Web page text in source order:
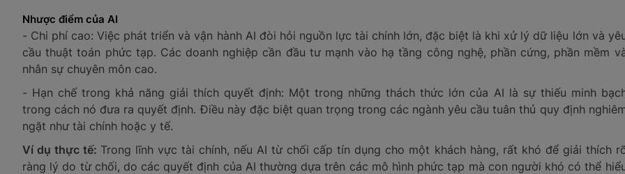
Nhược điểm của AI
- Chi phí cao: Việc phát triển và vận hành AI đòi hỏi nguồn lực tài chính lớn, đặc biệt là khi xử lý dữ liệu lớn và
cầu thuật toán phức tạp. Các doanh nghiệp cần đầu tư mạnh vào hạ tầng công nghệ, phần cứng, phần mềm
nhân sự chuyên môn cao.
- Hạn chế trong khả năng giải thích quyết định: Một trong những thách thức lớn của AI là sự thiếu minh
trong cách nó đưa ra quyết định. Điều này đặc biệt quan trọng trong các ngành yêu cầu tuân thủ quy định
ngặt như tài chính hoặc y tế.
Ví dụ thực tế: Trong lĩnh vực tài chính, nếu AI từ chối cấp tín dụng cho một khách hàng, rất khó để giải thích
ràng lý do từ chối, do các quyết định của AI thường dựa trên các mô hình phức tạp mà con người khó có thể